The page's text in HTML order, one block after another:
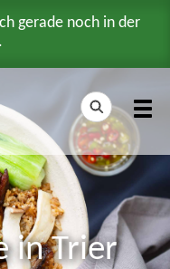
gerade noch in der
in Trier